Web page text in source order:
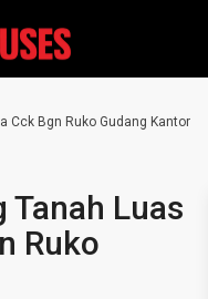
Cck Bgn Ruko Gudang Kantor
Tanah Luas
Ruko